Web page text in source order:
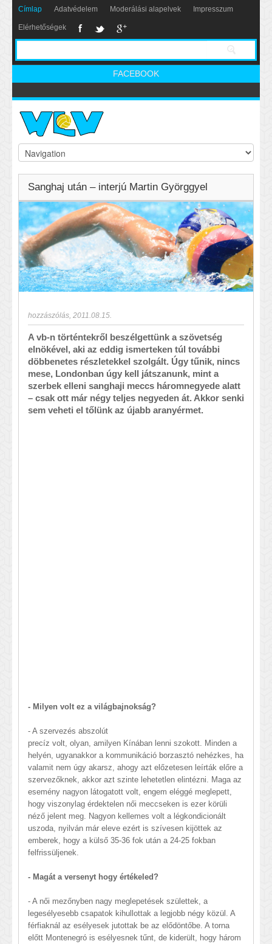
Címlap Adatvédelem Moderálási alapelvek Impresszum
Elérhetőségek
FACEBOOK
Sanghaj után – interjú Martin Györggyel
hozzászólás 2011.08.15.
A vb-n történtekről beszélgettünk a szövetség
elnökével, aki az eddig ismerteken túl további
döbbenetes részletekkel szolgált. Úgy tűnik, nincs
mese, Londonban úgy kell játszanunk, mint a
szerbek elleni sanghaji meccs háromnegyede alatt
– csak ott már négy teljes negyeden át. Akkor senki
sem veheti el tőlünk az újabb aranyérmet.
- Milyen volt ez a világbajnokság?
- A szervezés abszolút
precíz volt, olyan, amilyen Kínában lenni szokott. Minden a
helyén, ugyanakkor a kommunikáció borzasztó nehézkes, ha
valamit nem úgy akarsz, ahogy azt előzetesen leírták előre a
szervezőknek, akkor azt szinte lehetetlen elintézni. Maga az
esemény nagyon látogatott volt, engem eléggé meglepett,
hogy viszonylag érdektelen női meccseken is ezer körüli
néző jelent meg. Nagyon kellemes volt a légkondicionált
uszoda, nyilván már eleve ezért is szívesen kijöttek az
emberek, hogy a külső 35-36 fok után a 24-25 fokban
felfrissüljenek.
- Magát a versenyt hogy értékeled?
- A női mezőnyben nagy meglepetések születtek, a
legesélyesebb csapatok kihullottak a legjobb négy közül. A
férfiaknál az esélyesek jutottak be az elődöntőbe. A torna
előtt Montenegró is esélyesnek tűnt, de kiderült, hogy három